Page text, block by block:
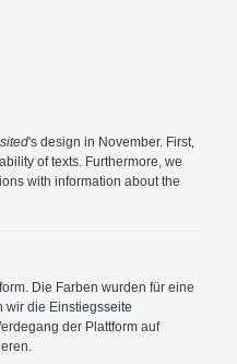
's design in November. First,
of texts. Furthermore, we
with information about the
Die Farben wurden für eine
wir die Einstiegsseite
der Plattform auf